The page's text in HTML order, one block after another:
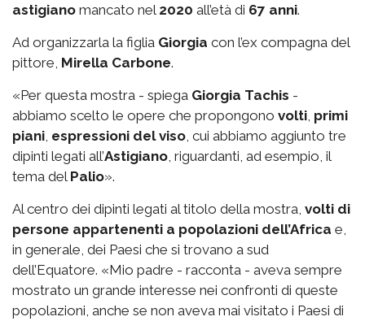
astigiano mancato nel 2020 all’età di 67 anni.
Ad organizzarla la figlia Giorgia con l’ex compagna del
pittore, Mirella Carbone.
«Per questa mostra - spiega Giorgia Tachis -
abbiamo scelto le opere che propongono volti primi
piani espressioni del viso , cui abbiamo aggiunto tre
dipinti legati all’Astigiano , riguardanti, ad esempio, il
tema del Palio».
Al centro dei dipinti legati al titolo della mostra, volti di
persone appartenenti a popolazioni dell’Africa e,
in generale, dei Paesi che si trovano a sud
dell’Equatore. «Mio padre - racconta - aveva sempre
mostrato un grande interesse nei confronti di queste
popolazioni, anche se non aveva mai visitato i Paesi di